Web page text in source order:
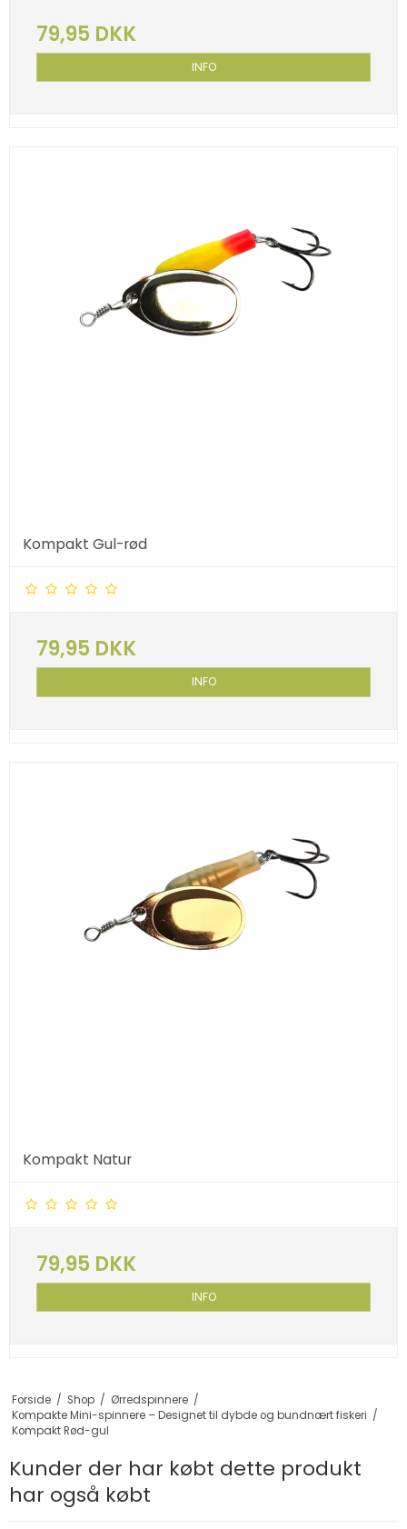
79,95 DKK
INFO
Kompakt Gul-rød
79,95 DKK
INFO
Kompakt Natur
79,95 DKK
INFO
Forside / Shop / Ørredspinnere /
Kompakte Mini-spinnere – Designet til dybde og bundnært fiskeri /
Kompakt Rød-gul
Kunder der har købt dette produkt
har også købt